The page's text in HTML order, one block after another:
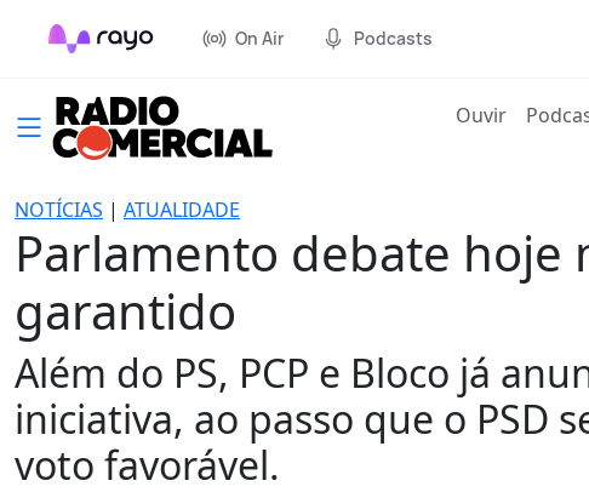
On Air Podcasts
Ouvir(current)
NOTÍCIAS | ATUALIDADE
Parlamento debate hoje
garantido
Além do PS, PCP e Bloco já
iniciativa, ao passo que o PSD
voto favorável.